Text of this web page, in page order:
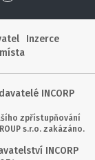
X
Inzerce
INCORP
zpřístupňování
s.r.o. zakázáno.
INCORP